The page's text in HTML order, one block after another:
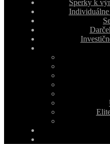
Šperky k